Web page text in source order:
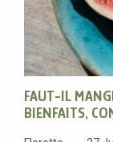
FAUT-IL
BIENFAITS,